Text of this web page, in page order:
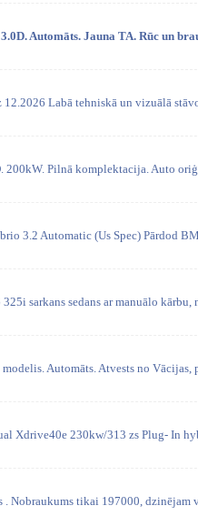
Automāts. Jauna TA. Rūc un
12.2026 Labā tehniskā un vizuālā
200kW. Pilnā komplektacija. Auto
3.2 Automatic (Us Spec) Pārdod
sarkans sedans ar manuālo
Automāts. Atvests no Vācijas,
Xdrive40e 230kw/313 zs Plug- In
. Nobraukums tikai 197000, dzinējam